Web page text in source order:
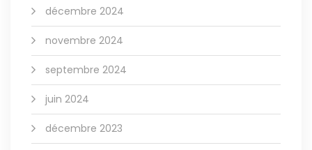
décembre 2024
novembre 2024
septembre 2024
juin 2024
décembre 2023